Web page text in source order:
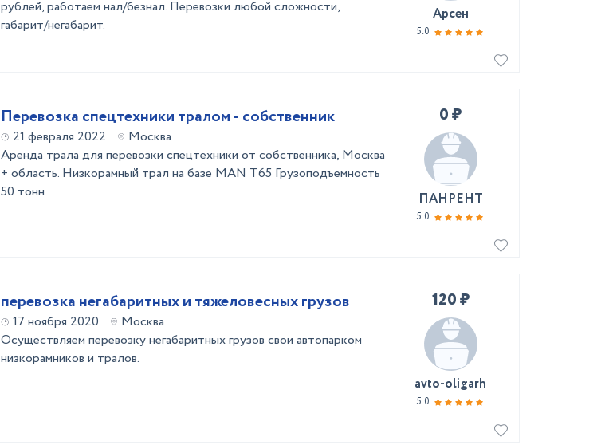
рублей, работаем нал/безнал. Перевозки любой сложности,
габарит/негабарит.
Арсен
5.0
Перевозка спецтехники тралом - собственник
21 февраля 2022
Москва
Аренда трала для перевозки спецтехники от собственника, Москва
+ область. Низкорамный трал на базе MAN T65 Грузоподъемность
50 тонн
0 ₽
ПАНРЕНТ
5.0
перевозка негабаритных и тяжеловесных грузов
17 ноября 2020
Москва
Осуществляем перевозку негабаритных грузов свои автопарком
низкорамников и тралов.
120 ₽
avto-oligarh
5.0